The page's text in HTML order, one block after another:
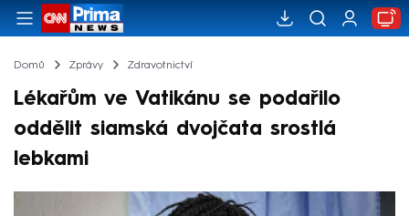
Domů Zprávy Zdravotnictví
Lékařům ve Vatikánu se podařilo
oddělit siamská dvojčata srostlá
lebkami